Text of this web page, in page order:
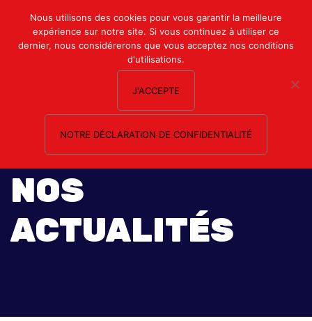
Mon compte
Nous contacter
NOS
ACTUALITÉS
Nous utilisons des cookies pour vous garantir la meilleure
expérience sur notre site. Si vous continuez à utiliser ce
dernier, nous considérerons que vous acceptez nos conditions
d'utilisations.
J'ACCEPTE
NOTRE DÉCLARATION DE CONFIDENTIALITÉ